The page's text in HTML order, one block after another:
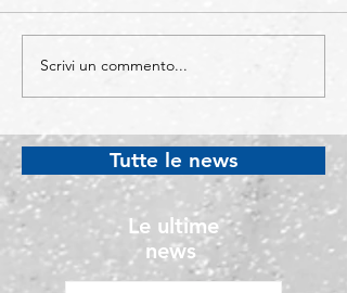
CATEGORIE -
Individuazione di
nell'ambito del
"Programma V.E.R.A. –
Ecodesign etico e
valorizzazione delle
filiere artigiane"
Scrivi un commento...
Tutte le news
Le ultime
news